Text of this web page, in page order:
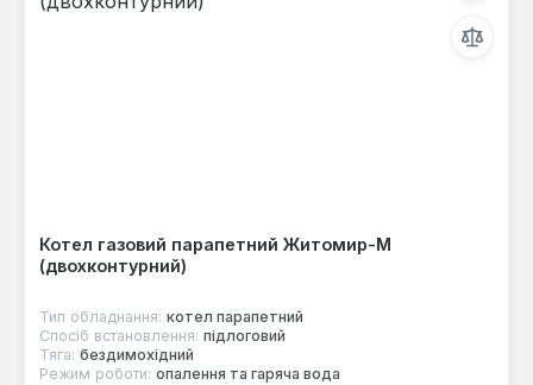
Котел газовий парапетний Житомир-М
(двохконтурний)
Тип обладнання: котел парапетний
Спосіб встановлення: підлоговий
Тяга: бездимохідний
Режим роботи: опалення та гаряча вода